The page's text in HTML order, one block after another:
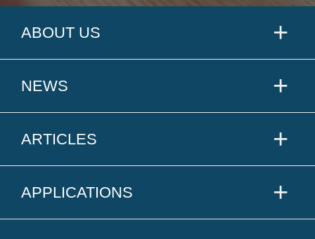
ABOUT US
NEWS
ARTICLES
APPLICATIONS